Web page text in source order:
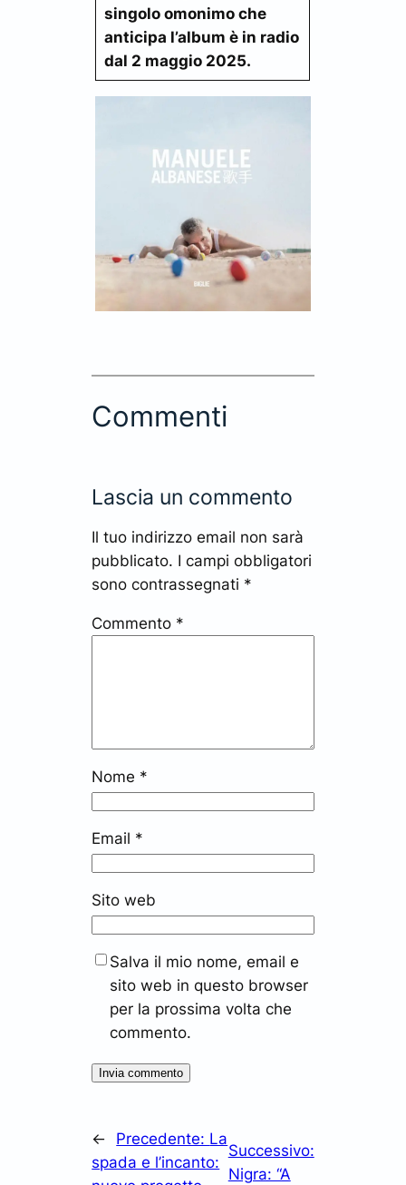
singolo omonimo che
anticipa l’album è in radio
dal 2 maggio 2025.
Commenti
Lascia un commento
Il tuo indirizzo email non sarà
pubblicato. I campi obbligatori
sono contrassegnati *
Commento *
Nome *
Email *
Sito web
Salva il mio nome, email e
sito web in questo browser
per la prossima volta che
commento.
← Precedente: La
spada e l’incanto:
Successivo:
Nigra: “A